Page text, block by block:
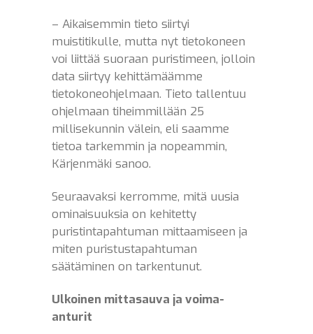
– Aikaisemmin tieto siirtyi
muistitikulle, mutta nyt tietokoneen
voi liittää suoraan puristimeen, jolloin
data siirtyy kehittämäämme
tietokoneohjelmaan. Tieto tallentuu
ohjelmaan tiheimmillään 25
millisekunnin välein, eli saamme
tietoa tarkemmin ja nopeammin,
Kärjenmäki sanoo.
Seuraavaksi kerromme, mitä uusia
ominaisuuksia on kehitetty
puristintapahtuman mittaamiseen ja
miten puristustapahtuman
säätäminen on tarkentunut.
Ulkoinen mittasauva ja voima-
anturit